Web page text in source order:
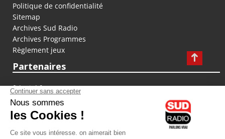
Politique de confidentialité
Sitemap
Archives Sud Radio
Archives Programmes
Règlement jeux
Partenaires
fiducial.fr
lyoncapitale.fr
olympique-et-lyonnais.com
L'application Iphone / Android